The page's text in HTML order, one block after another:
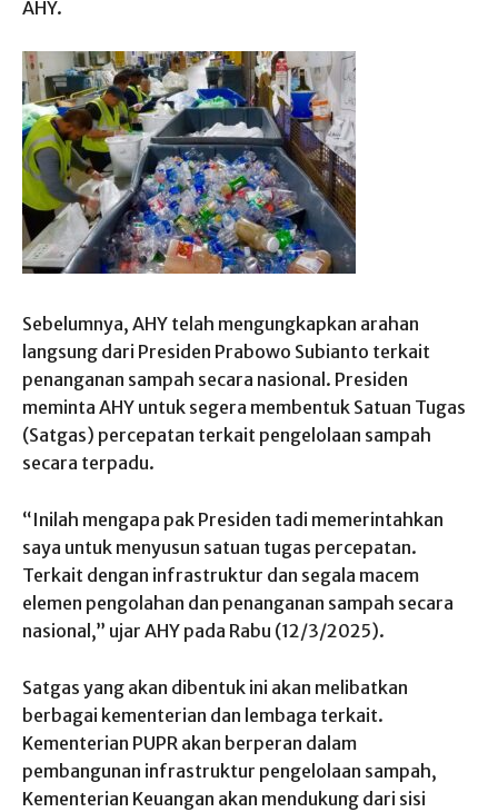
AHY.
Sebelumnya, AHY telah mengungkapkan arahan
langsung dari Presiden Prabowo Subianto terkait
penanganan sampah secara nasional. Presiden
meminta AHY untuk segera membentuk Satuan Tugas
(Satgas) percepatan terkait pengelolaan sampah
secara terpadu.
“Inilah mengapa pak Presiden tadi memerintahkan
saya untuk menyusun satuan tugas percepatan.
Terkait dengan infrastruktur dan segala macem
elemen pengolahan dan penanganan sampah secara
nasional,” ujar AHY pada Rabu (12/3/2025).
Satgas yang akan dibentuk ini akan melibatkan
berbagai kementerian dan lembaga terkait.
Kementerian PUPR akan berperan dalam
pembangunan infrastruktur pengelolaan sampah,
Kementerian Keuangan akan mendukung dari sisi